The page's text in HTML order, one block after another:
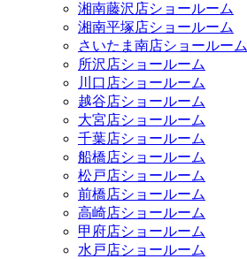
湘南藤沢店ショールーム
湘南平塚店ショールーム
さいたま南店ショールーム
所沢店ショールーム
川口店ショールーム
越谷店ショールーム
大宮店ショールーム
千葉店ショールーム
船橋店ショールーム
松戸店ショールーム
前橋店ショールーム
高崎店ショールーム
甲府店ショールーム
水戸店ショールーム